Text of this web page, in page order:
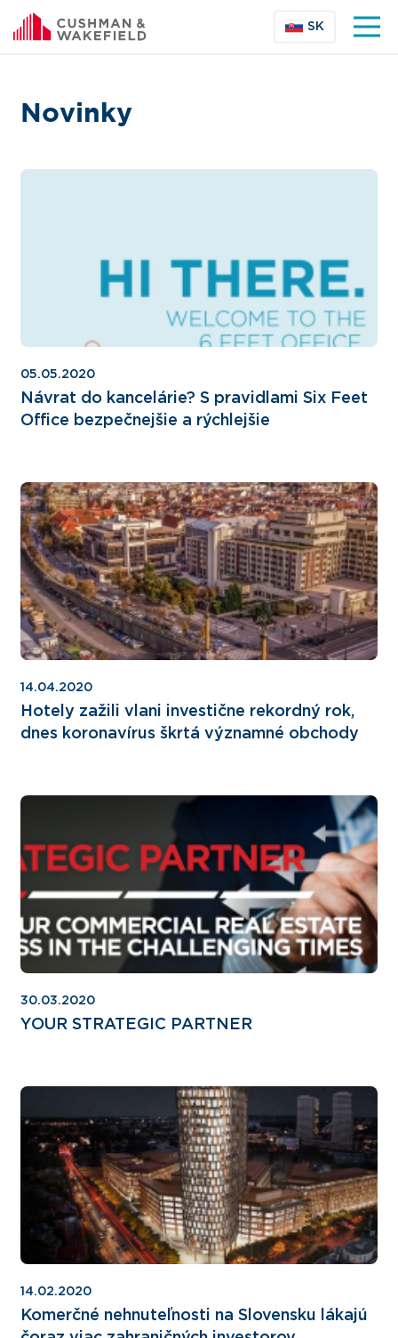
SK
Novinky
05.05.2020
Návrat do kancelárie? S pravidlami Six Feet
Office bezpečnejšie a rýchlejšie
14.04.2020
Hotely zažili vlani investične rekordný rok,
dnes koronavírus škrtá významné obchody
30.03.2020
YOUR STRATEGIC PARTNER
14.02.2020
Komerčné nehnuteľnosti na Slovensku lákajú